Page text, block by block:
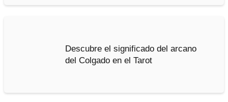
Descubre el significado del arcano
del Colgado en el Tarot